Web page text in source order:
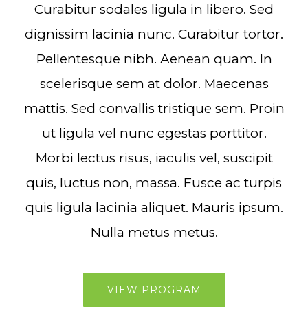
Curabitur sodales ligula in libero. Sed
dignissim lacinia nunc. Curabitur tortor.
Pellentesque nibh. Aenean quam. In
scelerisque sem at dolor. Maecenas
mattis. Sed convallis tristique sem. Proin
ut ligula vel nunc egestas porttitor.
Morbi lectus risus, iaculis vel, suscipit
quis, luctus non, massa. Fusce ac turpis
quis ligula lacinia aliquet. Mauris ipsum.
Nulla metus metus.
VIEW PROGRAM